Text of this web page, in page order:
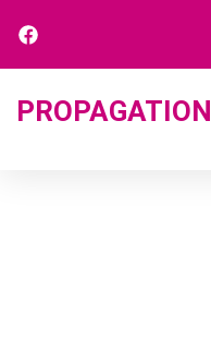
PROPAGATION